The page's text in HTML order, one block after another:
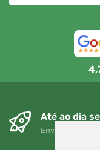
Até ao dia
Envio gratuito